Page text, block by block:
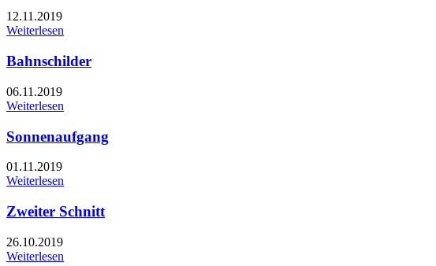
12.11.2019
Weiterlesen
Bahnschilder
06.11.2019
Weiterlesen
Sonnenaufgang
01.11.2019
Weiterlesen
Zweiter Schnitt
26.10.2019
Weiterlesen